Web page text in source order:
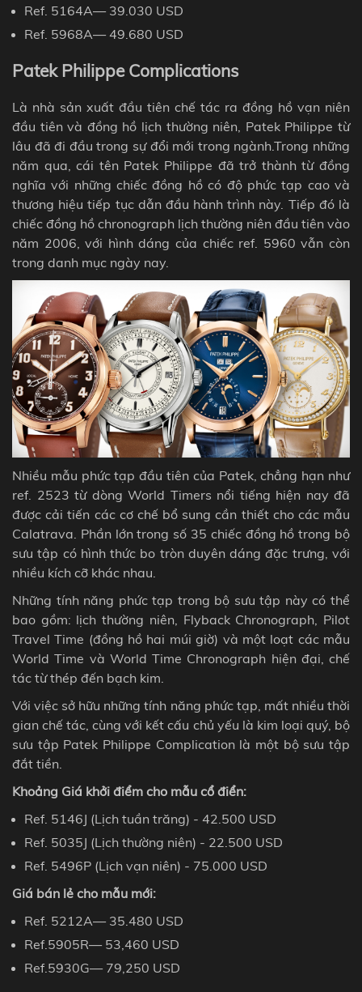
Ref. 5164A— 39.030 USD
Ref. 5968A— 49.680 USD
Patek Philippe Complications
Là nhà sản xuất đầu tiên chế tác ra đồng hồ vạn niên
đầu tiên và đồng hồ lịch thường niên, Patek Philippe từ
lâu đã đi đầu trong sự đổi mới trong ngành.Trong những
năm qua, cái tên Patek Philippe đã trở thành từ đồng
nghĩa với những chiếc đồng hồ có độ phức tạp cao và
thương hiệu tiếp tục dẫn đầu hành trình này. Tiếp đó là
chiếc đồng hồ chronograph lịch thường niên đầu tiên vào
năm 2006, với hình dáng của chiếc ref. 5960 vẫn còn
trong danh mục ngày nay.
Nhiều mẫu phức tạp đầu tiên của Patek, chẳng hạn như
ref. 2523 từ dòng World Timers nổi tiếng hiện nay đã
được cải tiến các cơ chế bổ sung cần thiết cho các mẫu
Calatrava. Phần lớn trong số 35 chiếc đồng hồ trong bộ
sưu tập có hình thức bo tròn duyên dáng đặc trưng, ​​với
nhiều kích cỡ khác nhau.
Những tính năng phức tạp trong bộ sưu tập này có thể
bao gồm: lịch thường niên, Flyback Chronograph, Pilot
Travel Time (đồng hồ hai múi giờ) và một loạt các mẫu
World Time và World Time Chronograph hiện đại, chế
tác từ thép đến bạch kim.
Với việc sở hữu những tính năng phức tạp, mất nhiều thời
gian chế tác, cùng với kết cấu chủ yếu là kim loại quý, bộ
sưu tập Patek Philippe Complication là một bộ sưu tập
đắt tiền.
Khoảng Giá khởi điểm cho mẫu cổ điển:
Ref. 5146J (Lịch tuần trăng) - 42.500 USD
Ref. 5035J (Lịch thường niên) - 22.500 USD
Ref. 5496P (Lịch vạn niên) - 75.000 USD
Giá bán lẻ cho mẫu mới:
Ref. 5212A— 35.480 USD
Ref.5905R— 53,460 USD
Ref.5930G— 79,250 USD